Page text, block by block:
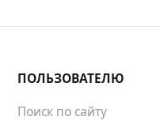
ПОЛЬЗОВАТЕЛЮ
Поиск по сайту